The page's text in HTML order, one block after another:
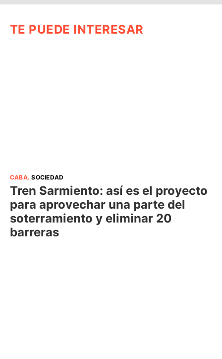
TE PUEDE INTERESAR
CABA.SOCIEDAD
Tren Sarmiento: así es el proyecto
para aprovechar una parte del
soterramiento y eliminar 20
barreras